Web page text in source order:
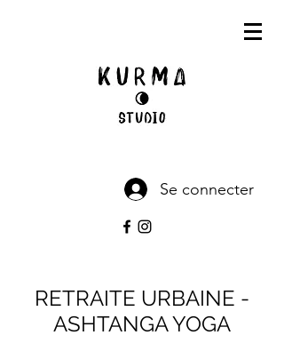
Se connecter
RETRAITE URBAINE -
ASHTANGA YOGA